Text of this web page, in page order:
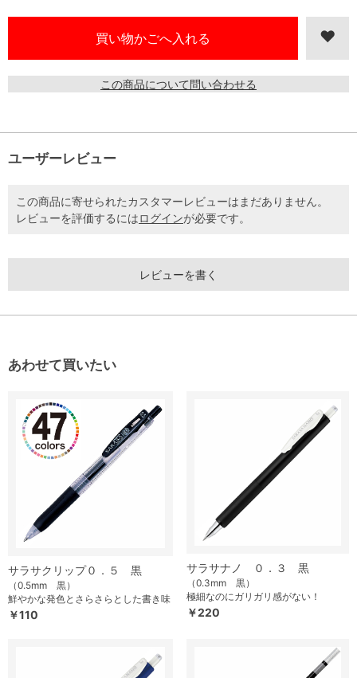
この商品について問い合わせる
ユーザーレビュー
この商品に寄せられたカスタマーレビューはまだありません。
レビューを評価するにはログインが必要です。
レビューを書く
あわせて買いたい
サラサクリップ０．５ 黒
（0.5mm 黒）
鮮やかな発色とさらさらとした書き味
￥110
サラサナノ ０．３ 黒
（0.3mm 黒）
極細なのにガリガリ感がない！
￥220